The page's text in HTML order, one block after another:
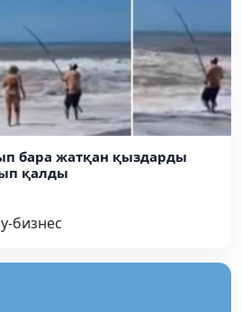
бара жатқан қыздарды
қалды
бизнес